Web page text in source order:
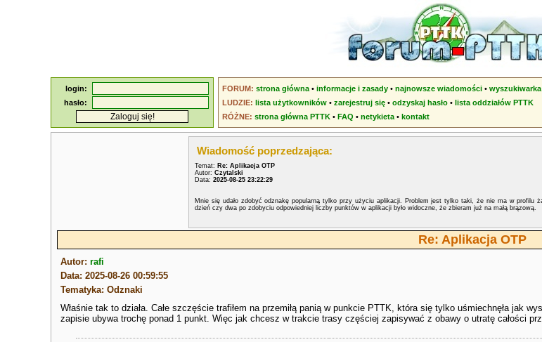
login:
hasło:
FORUM: strona główna • informacje i zasady • najnowsze wiadomości • wyszukiwarka
LUDZIE: lista użytkowników • zarejestruj się • odzyskaj hasło • lista oddziałów PTTK
RÓŻNE: strona główna PTTK • FAQ • netykieta • kontakt
Wiadomość poprzedzająca:
Temat: Re: Aplikacja OTP
Autor: Czytalski
Data: 2025-08-25 23:22:29
Mnie się udało zdobyć odznakę popularną tylko przy użyciu aplikacji. Problem jest tylko taki, że nie ma w profilu
dzień czy dwa po zdobyciu odpowiedniej liczby punktów w aplikacji było widoczne, że zbieram już na małą brązową.
Re: Aplikacja OTP
Autor: rafi
Data: 2025-08-26 00:59:55
Tematyka: Odznaki
Właśnie tak to działa. Całe szczęście trafiłem na przemiłą panią w punkcie PTTK, która się tylko uśmiechnęła jak
zapisie ubywa trochę ponad 1 punkt. Więc jak chcesz w trakcie trasy częściej zapisywać z obawy o utratę całości